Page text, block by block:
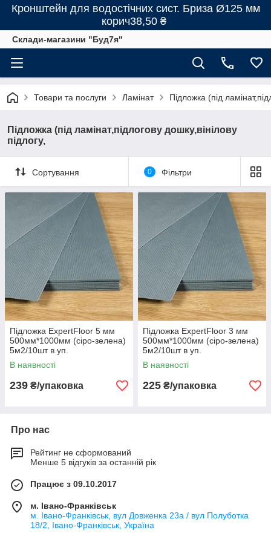
Кронштейн для водостічних сист. Бриза Ø125 мм
корич38,50 ₴
Склади-магазини "Буд7я"
Товари та послуги Ламінат Підложка (під
Підложка (під ламінат,підлогову дошку,вінілову
підлогу,
Сортування 0 Фільтри
Підложка ExpertFloor 5 мм
500мм*1000мм (сіро-зелена)
5м2/10шт в уп.
В наявності
239 ₴/упаковка
Підложка ExpertFloor 3 мм
500мм*1000мм (сіро-зелена)
5м2/10шт в уп.
В наявності
225 ₴/упаковка
Про нас
Рейтинг не сформований
Менше 5 відгуків за останній рік
Працює з 09.10.2017
м. Івано-Франківськ
м. Івано-Франківськ, вул Довженка 23а / вул Полуботка
18/2, Івано-Франківськ, Україна